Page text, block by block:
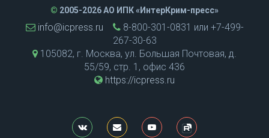
© 2005-2026 АО ИПК «ИнтерКрим-пресс»
info@icpress.ru
8-800-301-0831 или +7-499-
267-30-63
105082, г. Москва, ул. Большая Почтовая, д.
55/59, стр. 1, офис 436
https://icpress.ru